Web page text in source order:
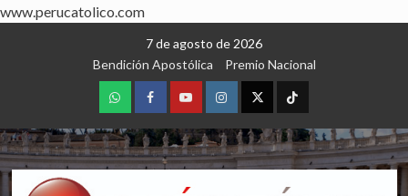
www.perucatolico.com
7 de agosto de 2026
Bendición Apostólica
Premio Nacional
WhatsAppFacebookYoutubeInstagram
X TikTok